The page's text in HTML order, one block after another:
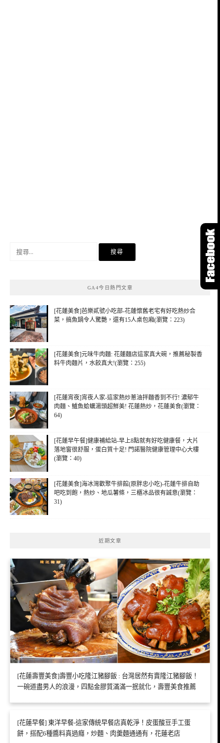
GA4今日熱門文章
[花蓮美食]芭樂貳號小吃部-花蓮懷舊老宅有好吃熱炒合
菜，搞魚鍋令人驚艷，還有15人桌包廂(瀏覽：223)
[花蓮美食]元味牛肉麵: 花蓮麵店這家真大碗，推薦秘製香
料牛肉麵片，水餃真大!(瀏覽：255)
[花蓮宵夜]宵夜人家-這家熱炒蔥油拌麵香到不行! 濃郁牛
肉麵、鱸魚蛤蠣湯頭超鮮美! 花蓮熱炒，花蓮美食(瀏覽：
64)
[花蓮早午餐]健康補給站-早上8點就有好吃健康餐，大片
落地窗很舒服，蛋白質十足! 門諾醫院健康管理中心大樓
(瀏覽：40)
[花蓮美食]海冰灣歡聚牛排館(原胖忠小吃)-花蓮牛排自助
吧吃到飽，熱炒、地瓜薯條，三櫃冰品很有誠意(瀏覽：
31)
近期文章
[花蓮壽豐美食]壽豐小吃隆江豬腳飯 : 台灣居然有賣隆江豬腳飯！
一碗道盡男人的浪漫，四點金膠質滿滿一抿就化，壽豐美食推薦
[花蓮早餐] 東洋早餐-這家傳統早餐店真乾淨！皮蛋酸豆手工蛋
餅，搭配6種醬料真過癮，炒麵、肉羹麵通通有，花蓮老店